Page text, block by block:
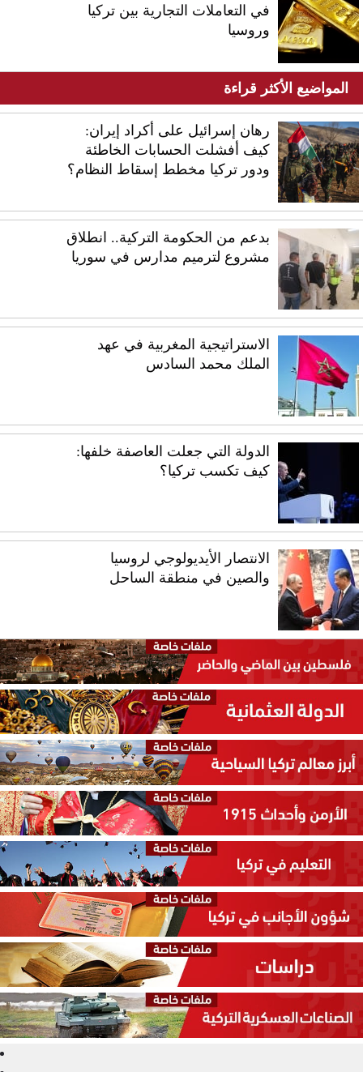
في التعاملات التجارية بين تركيا
وروسيا
المواضيع الأكثر قراءة
رهان إسرائيل على أكراد إيران:
كيف أفشلت الحسابات الخاطئة
ودور تركيا مخطط إسقاط النظام؟
بدعم من الحكومة التركية.. انطلاق
مشروع لترميم مدارس في سوريا
الاستراتيجية المغربية في عهد
الملك محمد السادس
الدولة التي جعلت العاصفة خلفها:
كيف تكسب تركيا؟
الانتصار الأيديولوجي لروسيا
والصين في منطقة الساحل